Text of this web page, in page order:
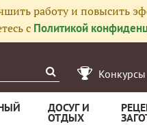
работу и повысить
с Политикой
Конкурсы
ДОСУГ И
ОТДЫХ